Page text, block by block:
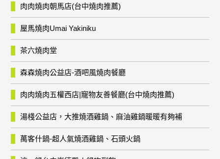
肉肉燒肉朝馬店(台中燒肉推薦)
屋馬燒肉Umai Yakiniku
茶六燒肉堂
森森燒肉公益店-酒吧風燒肉餐廳
肉肉燒肉五權西店|寵物友善餐廳(台中燒肉推薦)
湯棧公益店，大推燒酒雞鍋、麻油雞鍋暖暖有夠補
萬客什鍋-超人氣燒酒雞鍋、石頭火鍋